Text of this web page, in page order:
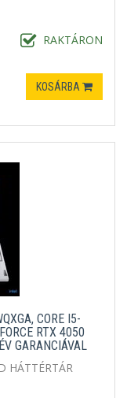
RAKTÁRON
KOSÁRBA
CORE I5-
RTX 4050
GARANCIÁVAL
HÁTTÉRTÁR